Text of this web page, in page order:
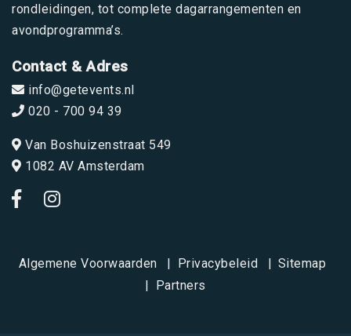
rondleidingen, tot complete dagarrangementen en
avondprogramma’s.
Contact & Adres
info@getevents.nl
020 - 700 94 39
Van Boshuizenstraat 549
1082 AV Amsterdam
Algemene Voorwaarden Privacybeleid
Sitemap
Partners